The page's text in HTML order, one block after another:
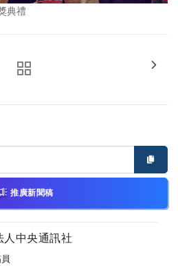
典禮
推廣新聞稿
中央通訊社